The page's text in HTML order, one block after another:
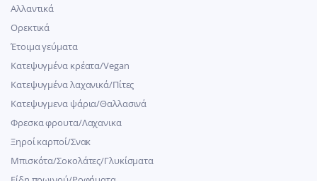
Αλλαντικά
Ορεκτικά
Έτοιμα γεύματα
Κατεψυγμένα κρέατα/Vegan
Kατεψυγμένα λαχανικά/Πίτες
Κατεψυγμενα ψάρια/Θαλλασινά
Φρεσκα φρουτα/Λαχανικα
Ξηροί καρποί/Σνακ
Μπισκότα/Σοκολάτες/Γλυκίσματα